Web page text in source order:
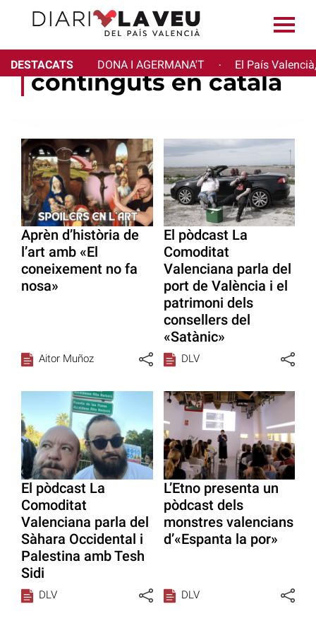
DESTACATS DONA I AGERMANA'T · El País
continguts en català
Aprèn d’història de
l’art amb «El
coneixement no fa
nosa»
Aitor Muñoz
El pòdcast La
Comoditat
Valenciana parla del
port de València i el
patrimoni dels
consellers del
«Satànic»
DLV
El pòdcast La
Comoditat
Valenciana parla del
Sàhara Occidental i
Palestina amb Tesh
Sidi
DLV
L’Etno presenta un
pòdcast dels
monstres valencians
d’«Espanta la por»
DLV